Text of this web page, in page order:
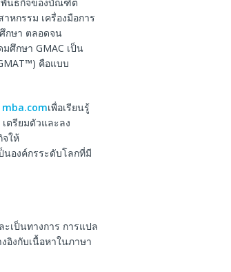
หกรรม เครื่องมือการ
กษา ตลอดจน
ศึกษา GMAC เป็น
คือแบบ
mba.comเพื่อเรียนรู้
ตรียมตัวและลง
ให้
นองค์กรระดับโลกที่มี
เป็นทางการ การแปล
อิงกับเนื้อหาในภาษา